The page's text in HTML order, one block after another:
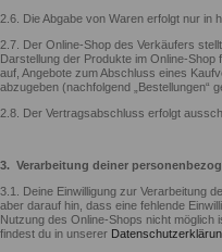
2.6. Die Abgabe von Waren erfolgt nur in
2.7. Der Online-Shop des Verkäufers
Darstellung der Produkte im Online-
auf, Angebote zum Abschluss eines
abzugeben (nachfolgend „Bestellungen“
2.8. Der Vertragsabschluss erfolgt
3. Verarbeitung deiner
3.1. Deine Einwilligung zur Verarbeitung
aber darauf hin, dass eine fehlende
Nutzung des Online-Shops nicht möglich
findest du in unserer